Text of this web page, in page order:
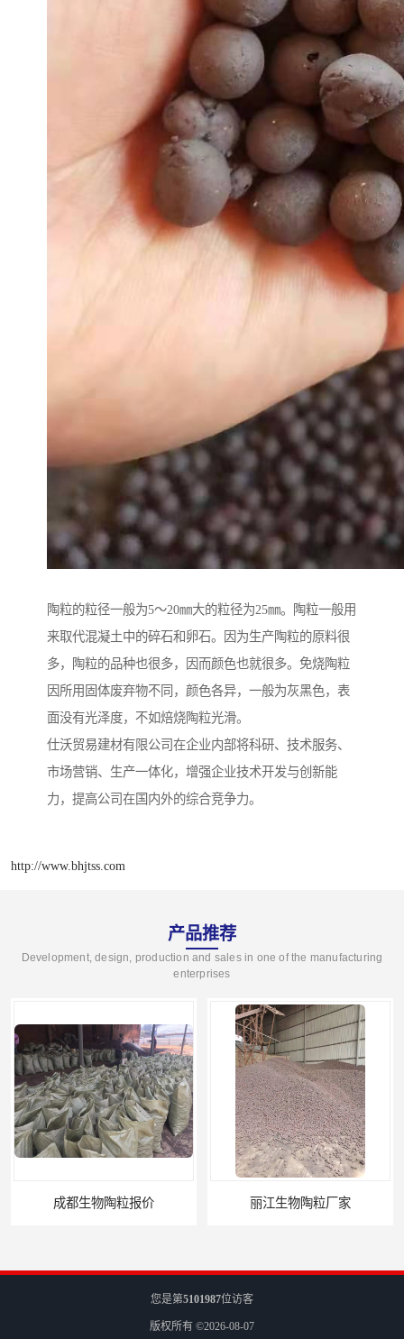
陶粒的粒径一般为5～20㎜大的粒径为25㎜。陶粒一般用
来取代混凝土中的碎石和卵石。因为生产陶粒的原料很
多，陶粒的品种也很多，因而颜色也就很多。免烧陶粒
因所用固体废弃物不同，颜色各异，一般为灰黑色，表
面没有光泽度，不如焙烧陶粒光滑。
仕沃贸易建材有限公司在企业内部将科研、技术服务、
市场营销、生产一体化，增强企业技术开发与创新能
力，提高公司在国内外的综合竞争力。
http://www.bhjtss.com
产品推荐
Development, design, production and sales in one of the manufacturing
enterprises
成都生物陶粒报价 丽江生物陶粒厂家
您是第5101987位访客
版权所有 ©2026-08-07